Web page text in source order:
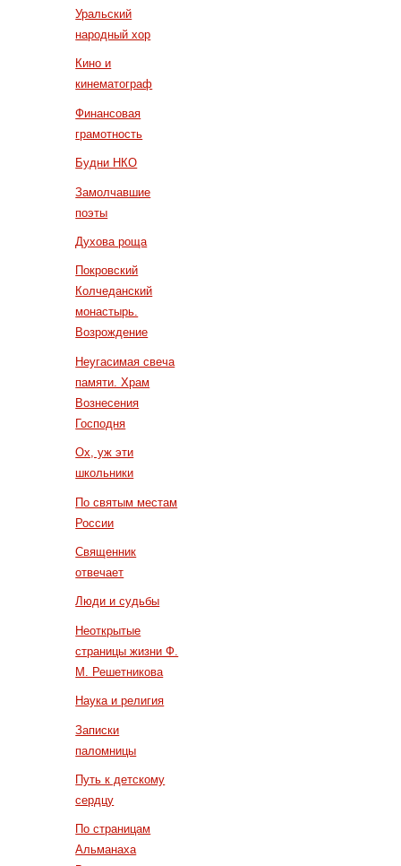
Уральский
народный хор
Кино и
кинематограф
Финансовая
грамотность
Будни НКО
Замолчавшие
поэты
Духова роща
Покровский
Колчеданский
монастырь.
Возрождение
Неугасимая свеча
памяти. Храм
Вознесения
Господня
Ох, уж эти
школьники
По святым местам
России
Священник
отвечает
Люди и судьбы
Неоткрытые
страницы жизни Ф.
М. Решетникова
Наука и религия
Записки
паломницы
Путь к детскому
сердцу
По страницам
Альманаха